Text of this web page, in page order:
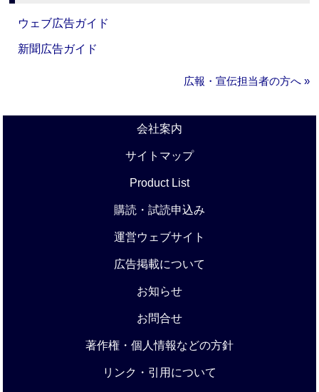
ウェブ広告ガイド
新聞広告ガイド
広報・宣伝担当者の方へ »
会社案内
サイトマップ
Product List
購読・試読申込み
運営ウェブサイト
広告掲載について
お知らせ
お問合せ
著作権・個人情報などの方針
リンク・引用について